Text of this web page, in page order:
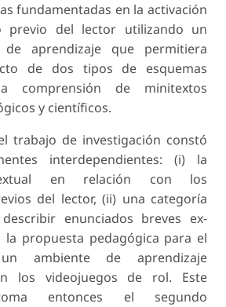
fundamentadas en la activación
previo del lector utilizando un
aprendizaje que permitiera
de dos tipos de esquemas
comprensión de minitextos
y científicos.
trabajo de investigación constó
interdependientes: (i) la
en relación con los
del lector, (ii) una categoría
enunciados breves ex-
propuesta pedagógica para el
ambiente de aprendizaje
los videojuegos de rol. Este
entonces el segundo